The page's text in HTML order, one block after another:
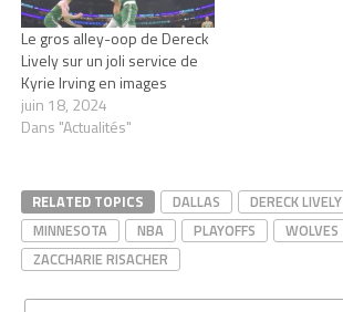
Le gros alley-oop de Dereck
Lively sur un joli service de
Kyrie Irving en images
juin 18, 2024
Dans "Actualités"
RELATED TOPICS DALLAS DERECK LIVELY
MINNESOTA
NBA PLAYOFFS
WOLVES
ZACCHARIE RISACHER